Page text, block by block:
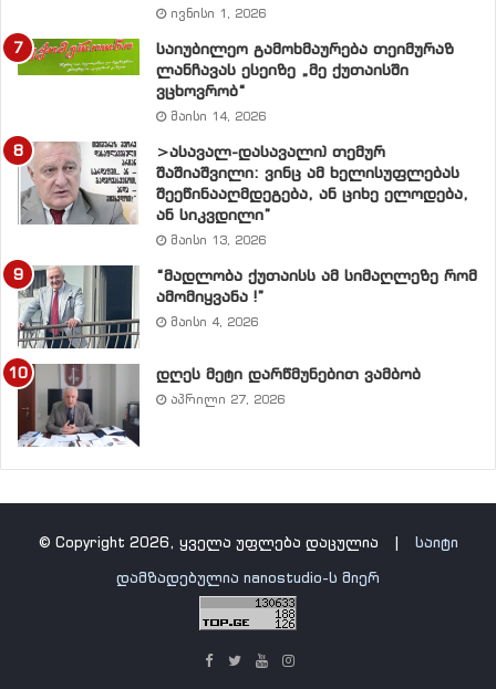
ივნისი 1, 2026
საიუბილეო გამოხმაურება თეიმურაზ
ლანჩავას ესეიზე „მე ქუთაისში
ვცხოვრობ“
მაისი 14, 2026
>ასავალ-დასავალი) თემურ
შაშიაშვილი: ვინც ამ ხელისუფლებას
შეეწინააღმდეგება, ან ციხე ელოდება,
ან სიკვდილი”
მაისი 13, 2026
“მადლობა ქუთაისს ამ სიმაღლეზე რომ
ამომიყვანა !”
მაისი 4, 2026
დღეს მეტი დარწმუნებით ვამბობ
აპრილი 27, 2026
© Copyright 2026, ყველა უფლება დაცულია | საიტი
დამზადებულია nanostudio-ს მიერ